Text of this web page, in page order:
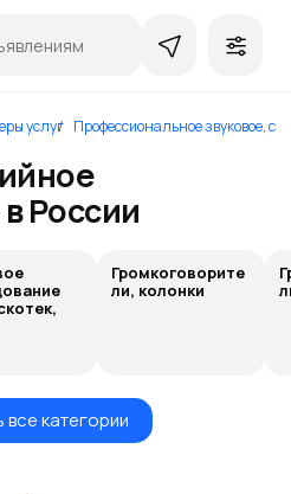
услуг Профессиональное звуковое,
России
Громкоговорите
ли, колонки
все категории